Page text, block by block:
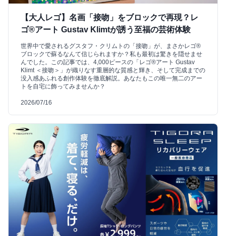
【大人レゴ】名画「接吻」をブロックで再現？レ
ゴ®アート Gustav Klimtが誘う至福の芸術体験
世界中で愛されるグスタフ・クリムトの「接吻」が、まさかレゴ®
ブロックで蘇るなんて信じられますか？私も最初は驚きを隠せませ
んでした。この記事では、4,000ピースの「レゴ®アート Gustav
Klimt ＜接吻＞」が織りなす重層的な質感と輝き、そして完成までの
没入感あふれる創作体験を徹底解説。あなたもこの唯一無二のアー
トを自宅に飾ってみませんか？
2026/07/16